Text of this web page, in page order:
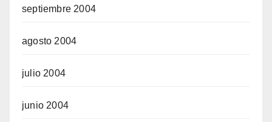
septiembre 2004
agosto 2004
julio 2004
junio 2004